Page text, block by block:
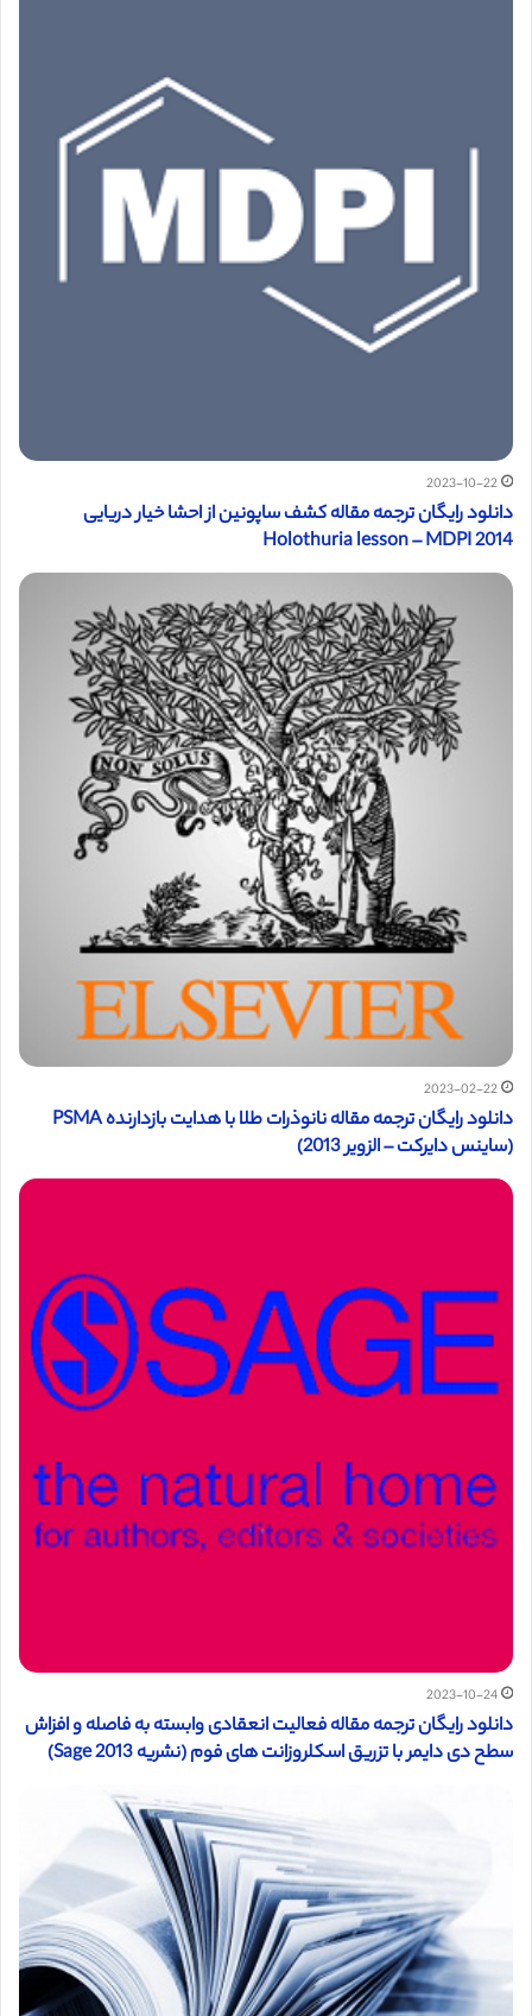
2023-10-22
دانلود رایگان ترجمه مقاله کشف ساپونین از احشا خیار دریایی
Holothuria lesson – MDPI 2014
2023-02-22
دانلود رایگان ترجمه مقاله نانوذرات طلا با هدایت بازدارنده PSMA
(ساینس دایرکت – الزویر 2013)
2023-10-24
دانلود رایگان ترجمه مقاله فعالیت انعقادی وابسته به فاصله و افزاش
سطح دی دایمر با تزریق اسکلروزانت های فوم (نشریه Sage 2013)